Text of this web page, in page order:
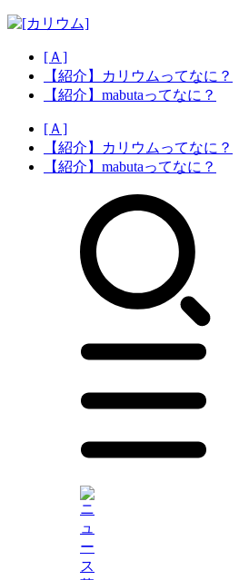
[Ａ]
【紹介】カリウムってなに？
【紹介】mabutaってなに？
[Ａ]
【紹介】カリウムってなに？
【紹介】mabutaってなに？